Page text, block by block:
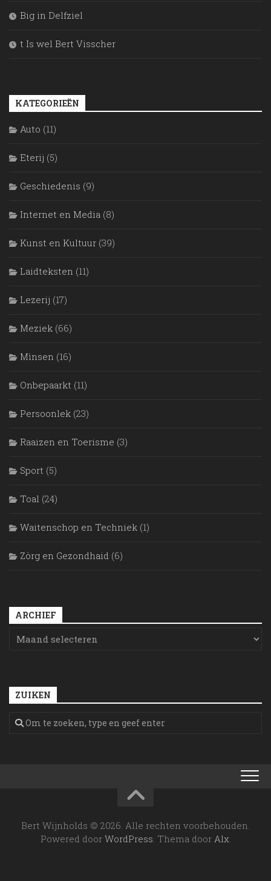
Big in Delfziel
t Is wel Bert Visscher
KATEGORIEËN
Auto (11)
Eterij (5)
Geschiedenis (9)
Internet en Media (8)
Kunst en Kultuur (39)
Laidteksten (11)
Lezerij (17)
Meziek (66)
Mìnsen (16)
Onbepaarkt (11)
Persoonlek (23)
Raaizen en Toerisme (3)
Sport (5)
Toal (24)
Waitenschop en Techniek (1)
Zörg en Gezondhaid (6)
ARCHIEF
ZUIKEN
Bert Wijnholds © 2026. Alle rechten voorbehouden.
Powered door WordPress. Thema door Alx.